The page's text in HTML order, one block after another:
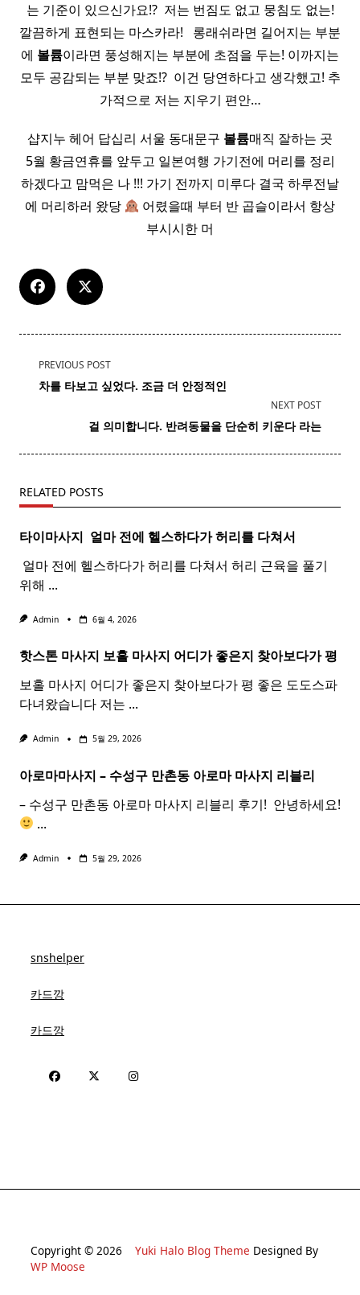
는 기준이 있으신가요!? ​ 저는 번짐도 없고 뭉침도 없는!
깔끔하게 표현되는 마스카라! ​ ​ 롱래쉬라면 길어지는 부분
에 볼륨이라면 풍성해지는 부분에 초점을 두는! 이까지는
모두 공감되는 부분 맞죠!? ​ 이건 당연하다고 생각했고! 추
가적으로 저는 지우기 편안…
​ 샵지누 헤어 답십리 서울 동대문구 볼륨매직 잘하는 곳 ​
5월 황금연휴를 앞두고 일본여행 가기전에 머리를 정리
하겠다고 맘먹은 나 !!! 가기 전까지 미루다 결국 하루전날
에 머리하러 왔당
어렸을때 부터 반 곱슬이라서 항상
부시시한 머
<span
class="nav-
text">Page</span>
PREVIOUS POST
차를 타보고 싶었다. 조금 더 안정적인
NEXT POST
걸 의미합니다. 반려동물을 단순히 키운다 라는
RELATED POSTS
타이마사지 ​ 얼마 전에 헬스하다가 허리를 다쳐서
​ 얼마 전에 헬스하다가 허리를 다쳐서 허리 근육을 풀기
위해 ...
Admin 6월 4, 2026
핫스톤 마사지 보홀 마사지 어디가 좋은지 찾아보다가 평
보홀 마사지 어디가 좋은지 찾아보다가 평 좋은 도도스파
다녀왔습니다 저는 ...
Admin 5월 29, 2026
아로마마사지 – 수성구 만촌동 아로마 마사지 리블리
– 수성구 만촌동 아로마 마사지 리블리 후기! ​ 안녕하세요!
...
Admin 5월 29, 2026
snshelper
카드깡
카드깡
Copyright © 2026 Yuki Halo Blog Theme Designed By
WP Moose